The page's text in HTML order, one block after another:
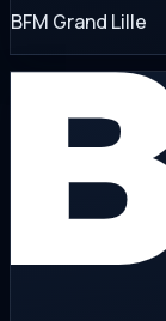
BFM Grand Lille